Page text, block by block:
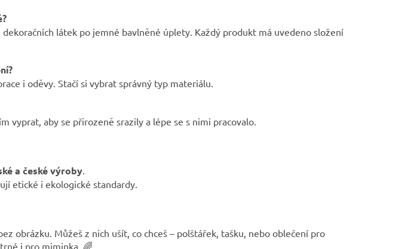
látek po jemné bavlněné úplety. Každý produkt má uvedeno složení
i oděvy. Stačí si vybrat správný typ materiálu.
vyprat, aby se přirozeně srazily a lépe se s nimi pracovalo.
a české výroby
etické i ekologické standardy.
obrázku. Můžeš z nich ušít, co chceš – polštářek, tašku, nebo oblečení pro
i pro miminka. 🌈